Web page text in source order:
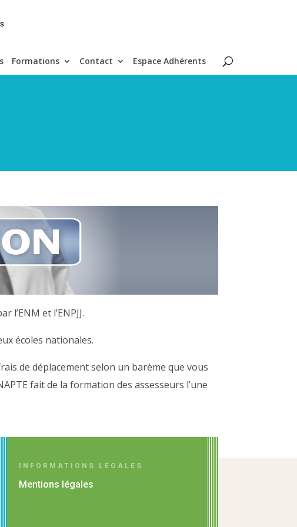
Formations Contact Espace Adhérents
et l’ENPJJ.
écoles nationales.
de déplacement selon un barème que vous
fait de la formation des assesseurs l’une
INFORMATIONS LÉGALES
Mentions légales